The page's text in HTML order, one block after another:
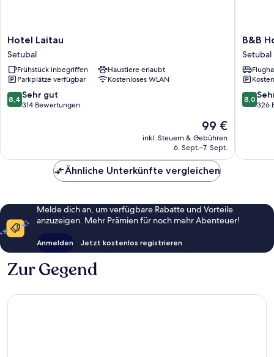
Hotel
Laitau
Setubal
Hotel Laitau
Setubal
Frühstück inbegriffen
Haustiere erlaubt
Parkplätze verfügbar
Kostenloses WLAN
8.4
von
Bewertungen
8,4 Sehr gut
314 Bewertungen
Der
Preis
beträgt
99 €
inkl. Steuern & Gebühren
6. Sept.–7. Sept.
B&B
Hotel
Sado
Setúbal
Setubal
B&B
Setubal
8.0
von
8,0
326
Ähnliche Unterkünfte vergleichen
Melde dich an, um verfügbare Rabatte und Vorteile
anzuzeigen. Mehr Prämien für noch mehr Abenteuer!
Anmelden Jetzt kostenlos registrieren
Zur Gegend